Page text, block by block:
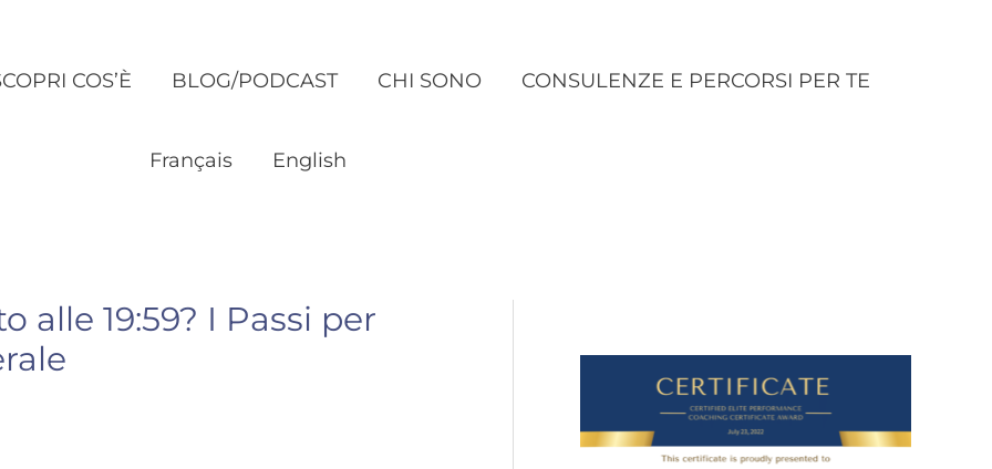
COS’È BLOG/PODCAST CHI SONO CONSULENZE E PERCORSI PER TE
Français English
alle 19:59? I Passi per
a
e